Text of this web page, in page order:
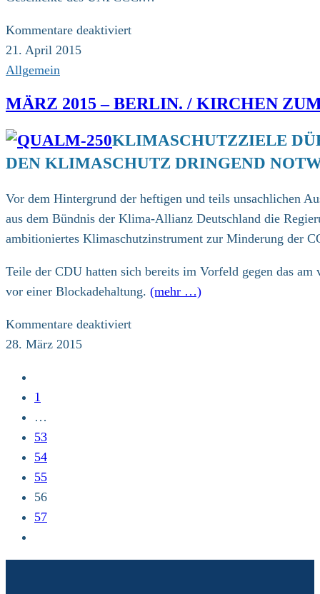
Kommentare deaktiviertfür
Aufruf
21. April 2015
Allgemein
MÄRZ 2015 – BERLIN. / KIRCHEN
KLIMASCHUTZZIELE
DEN KLIMASCHUTZ DRINGEND
Vor dem Hintergrund der heftigen und teils unsachlichen
aus dem Bündnis der Klima-Allianz Deutschland die
ambitioniertes Klimaschutzinstrument zur Minderung der
Teile der CDU hatten sich bereits im Vorfeld gegen das
vor einer Blockadehaltung. (mehr …)
Kommentare deaktiviertfür
28. März 2015
vorherigen
1
…
53
54
55
56
57